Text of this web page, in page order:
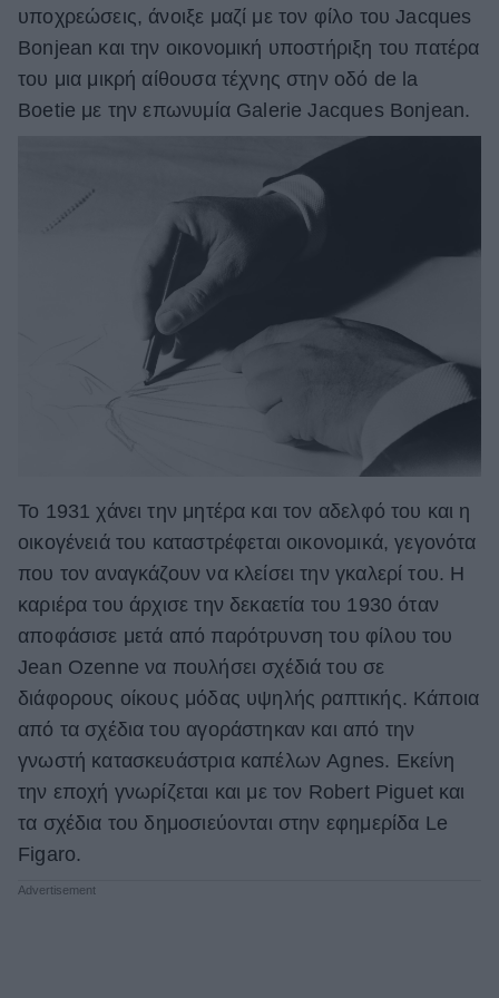
ΒΟΞ
Χωρίς Ταμπέλες
Women's Forum
Hautes Grecians
υποχρεώσεις, άνοιξε μαζί με τον φίλο του Jacques
Bonjean και την οικονομική υποστήριξη του πατέρα
του μια μικρή αίθουσα τέχνης στην οδό de la
Boetie με την επωνυμία Galerie Jacques Bonjean.
Το 1931 χάνει την μητέρα και τον αδελφό του και η
οικογένειά του καταστρέφεται οικονομικά, γεγονότα
που τον αναγκάζουν να κλείσει την γκαλερί του. Η
καριέρα του άρχισε την δεκαετία του 1930 όταν
αποφάσισε μετά από παρότρυνση του φίλου του
Jean Ozenne να πουλήσει σχέδιά του σε
διάφορους οίκους μόδας υψηλής ραπτικής. Κάποια
από τα σχέδια του αγοράστηκαν και από την
γνωστή κατασκευάστρια καπέλων Agnes. Εκείνη
την εποχή γνωρίζεται και με τον Robert Piguet και
τα σχέδια του δημοσιεύονται στην εφημερίδα Le
Figaro.